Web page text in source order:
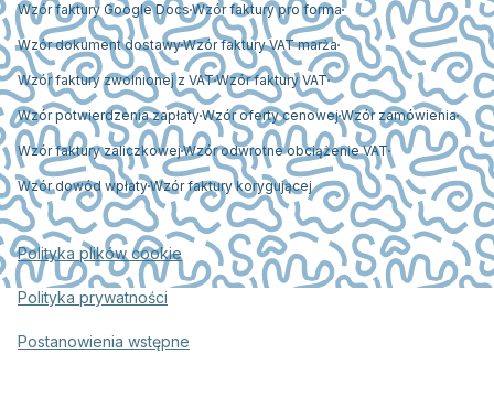
Wzór faktury Google Docs Wzór faktury pro forma
Wzór dokument dostawyWzór faktury VAT marża
Wzór faktury zwolnionej z VATWzór faktury VAT
Wzór potwierdzenia zapłatyWzór oferty cenowejWzór zamówienia
Wzór faktury zaliczkowejWzór odwrotne obciążenie VAT
Wzór dowód wpłatyWzór faktury korygującej
Polityka plików cookie
Polityka prywatności
Postanowienia wstępne